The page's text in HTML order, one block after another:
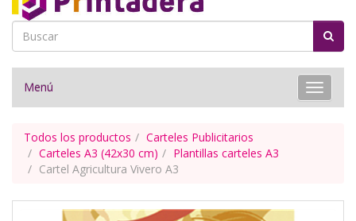
Toggle
Menú
Todos los productos
Carteles Publicitarios
Carteles A3 (42x30 cm)
Plantillas carteles A3
Cartel Agricultura Vivero A3